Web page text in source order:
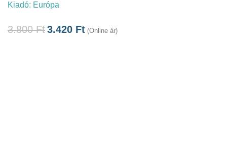
Kiadó: Európa
3.800Ft3.420 Ft (Online ár)